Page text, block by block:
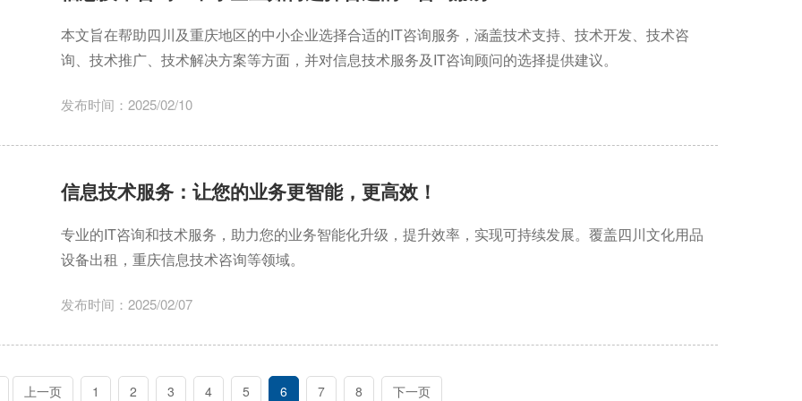
本文旨在帮助四川及重庆地区的中小企业选择合适的IT咨询服务，涵盖技术支持、技术开发、技术咨
询、技术推广、技术解决方案等方面，并对信息技术服务及IT咨询顾问的选择提供建议。
发布时间：2025/02/10
信息技术服务：让您的业务更智能，更高效！
专业的IT咨询和技术服务，助力您的业务智能化升级，提升效率，实现可持续发展。覆盖四川文化用品
设备出租，重庆信息技术咨询等领域。
发布时间：2025/02/07
上一页 1 2 3 4 5 6 7 8 下一页